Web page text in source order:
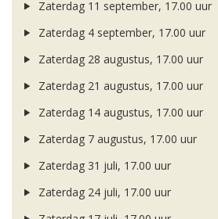
Zaterdag 11 september, 17.00 uur
Zaterdag 4 september, 17.00 uur
Zaterdag 28 augustus, 17.00 uur
Zaterdag 21 augustus, 17.00 uur
Zaterdag 14 augustus, 17.00 uur
Zaterdag 7 augustus, 17.00 uur
Zaterdag 31 juli, 17.00 uur
Zaterdag 24 juli, 17.00 uur